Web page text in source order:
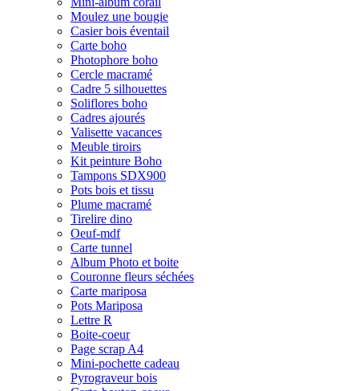
Moulez une bougie
Casier bois éventail
Carte boho
Photophore boho
Cercle macramé
Cadre 5 silhouettes
Soliflores boho
Cadres ajourés
Valisette vacances
Meuble tiroirs
Kit peinture Boho
Tampons SDX900
Pots bois et tissu
Plume macramé
Tirelire dino
Oeuf-mdf
Carte tunnel
Album Photo et boite
Couronne fleurs séchées
Carte mariposa
Pots Mariposa
Lettre R
Boite-coeur
Page scrap A4
Mini-pochette cadeau
Pyrograveur bois